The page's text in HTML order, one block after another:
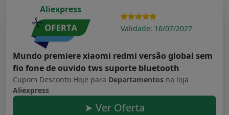
Aliexpress
Validade: 16/07/2027
Mundo premiere xiaomi redmi versão global sem
fio fone de ouvido tws suporte bluetooth
Cupom Desconto Hoje para Departamentos na loja
Aliexpress
➤ Ver Oferta